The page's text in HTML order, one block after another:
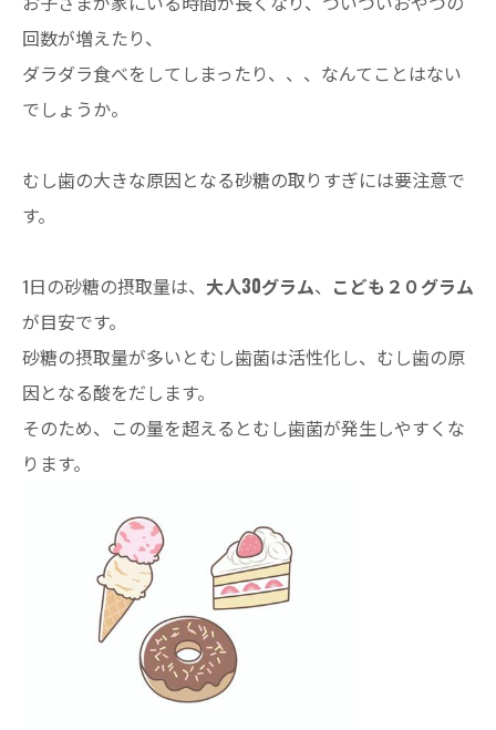
回数が増えたり、
ダラダラ食べをしてしまったり、、、なんてことはない
でしょうか。
むし歯の大きな原因となる砂糖の取りすぎには要注意で
す。
1日の砂糖の摂取量は、 大人30グラム、 こども２０グラム
が目安です。
砂糖の摂取量が多いとむし歯菌は活性化し、むし歯の原
因となる酸をだします。
そのため、この量を超えるとむし歯菌が発生しやすくな
ります。